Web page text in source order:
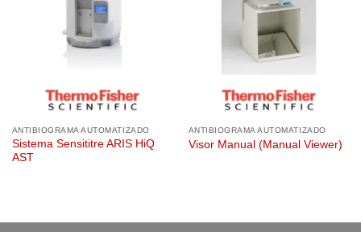
ANTIBIOGRAMA AUTOMATIZADO
Sistema Sensititre ARIS HiQ
AST
ANTIBIOGRAMA AUTOMATIZADO
Visor Manual (Manual Viewer)